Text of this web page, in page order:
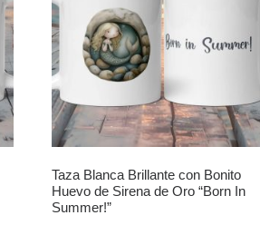
Taza Blanca Brillante con Bonito
Huevo de Sirena de Oro “Born In
Summer!”